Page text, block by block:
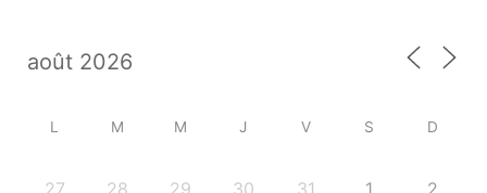
L M M J V S D
27 28 29 30 31 1 2